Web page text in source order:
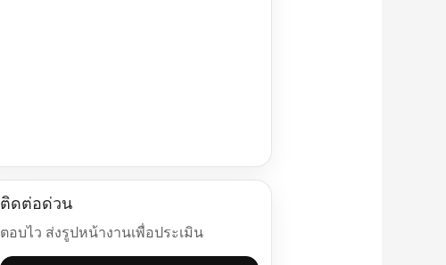
ติดต่อด่วน
ตอบไว ส่งรูปหน้างานเพื่อประเมิน